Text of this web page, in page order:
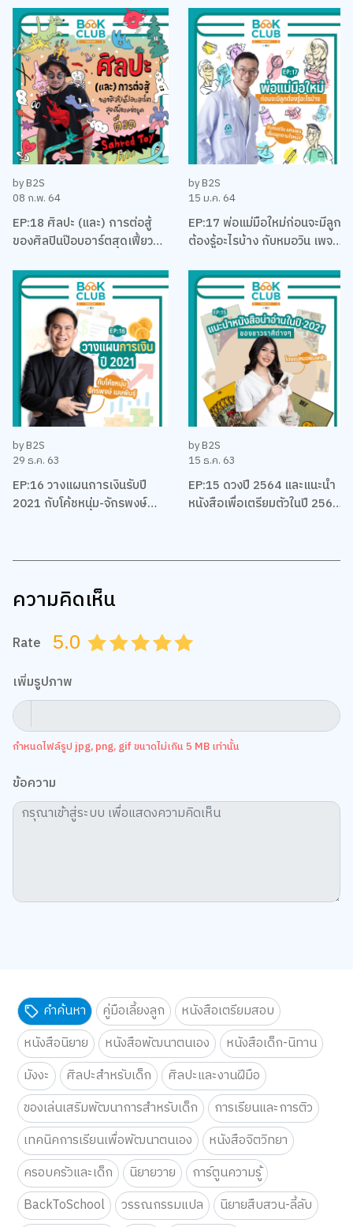
คุง-ณัฐพงศ์ ไชยวานิชย์ผล
by B2S
08 ก.พ. 64
EP:18 ศิลปะ (และ) การต่อสู้
ของศิลปินป๊อบอาร์ตสุดเฟี้ยว
by B2S
15 ม.ค. 64
EP:17 พ่อแม่มือใหม่ก่อนจะมีลูก
ต้องรู้อะไรบ้าง กับหมอวิน เพจ
by B2S
29 ธ.ค. 63
EP:16 วางแผนการเงินรับปี
2021 กับโค้ชหนุ่ม-จักรพงษ์
by B2S
15 ธ.ค. 63
EP:15 ดวงปี 2564 และแนะนำ
หนังสือเพื่อเตรียมตัวในปี 2564
ความคิดเห็น
Rate 5.0 4.5
4.0
3.5
3.0
2.5
2.0
1.5
1.0
0.5
เพิ่มรูปภาพ
กำหนดไฟล์รูป jpg, png, gif ขนาดไม่เกิน 5 MB เท่านั้น
ข้อความ
คำค้นหา คู่มือเลี้ยงลูก
หนังสือเตรียมสอบ
หนังสือนิยาย
หนังสือพัฒนาตนเอง
หนังสือเด็ก-นิทาน
มังงะ
ศิลปะสำหรับเด็ก
ศิลปะและงานฝีมือ
ของเล่นเสริมพัฒนาการสำหรับเด็ก
การเรียนและการติว
เทคนิคการเรียนเพื่อพัฒนาตนเอง
หนังสือจิตวิทยา
ครอบครัวและเด็ก
นิยายวาย
การ์ตูนความรู้
BackToSchool
วรรณกรรมแปล
นิยายสืบสวน-ลี้ลับ